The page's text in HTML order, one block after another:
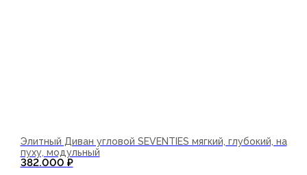
Элитный Диван угловой SEVENTIES мягкий, глубокий, на
пуху, модульный
382.000 ₽